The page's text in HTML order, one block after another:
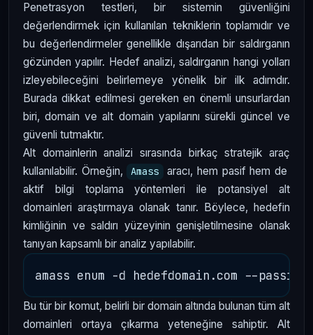
Penetrasyon testleri, bir sistemin güvenliğini
değerlendirmek için kullanılan tekniklerin toplamıdır ve
bu değerlendirmeler genellikle dışarıdan bir saldırganın
gözünden yapılır. Hedef analizi, saldırganın hangi yolları
izleyebileceğini belirlemeye yönelik bir ilk adımdır.
Burada dikkat edilmesi gereken en önemli unsurlardan
biri, domain ve alt domain yapılarını sürekli güncel ve
güvenli tutmaktır.
Alt domainlerin analizi sırasında birkaç stratejik araç
kullanılabilir. Örneğin,
Amass
aracı, hem pasif hem de
aktif bilgi toplama yöntemleri ile potansiyel alt
domainleri araştırmaya olanak tanır. Böylece, hedefin
kimliğinin ve saldırı yüzeyinin genişletilmesine olanak
tanıyan kapsamlı bir analiz yapılabilir.
Bu tür bir komut, belirli bir domain altında bulunan tüm alt
domainleri ortaya çıkarma yeteneğine sahiptir. Alt